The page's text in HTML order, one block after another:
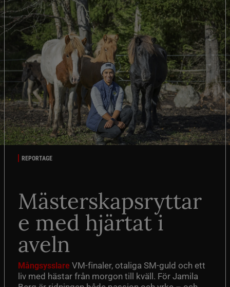
REPORTAGE
Mästerskapsryttar
e med hjärtat i
aveln
Mångsysslare VM-finaler, otaliga SM-guld och ett
liv med hästar från morgon till kväll. För Jamila